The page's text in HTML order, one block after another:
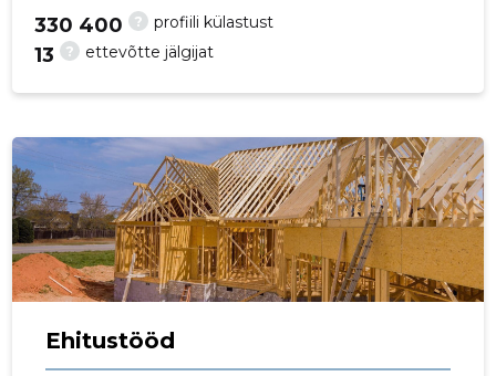
? profiili külastust
330 400
? ettevõtte jälgijat
13
Ehitustööd